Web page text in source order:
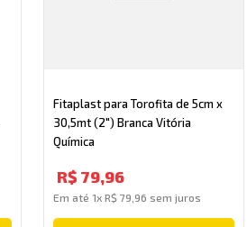
Fitaplast para Torofita de 5cm x
30,5mt (2") Branca Vitória
Química
R$ 79,96
Em até 1xR$ 79 96 sem juros